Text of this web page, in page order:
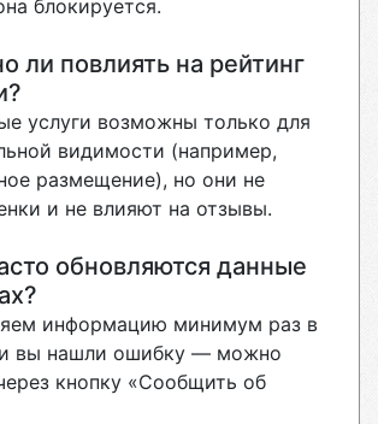
блокируется.
ли повлиять на рейтинг
услуги возможны только для
видимости (например,
размещение), но они не
и не влияют на отзывы.
обновляются данные
информацию минимум раз в
вы нашли ошибку — можно
кнопку «Сообщить об